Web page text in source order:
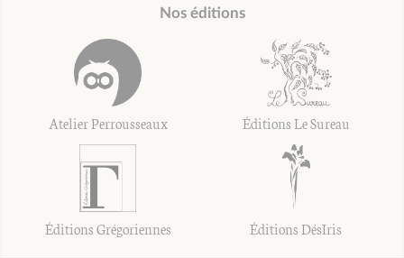
Nos éditions
Atelier Perrousseaux Éditions Le Sureau
Éditions Grégoriennes Éditions DésIris